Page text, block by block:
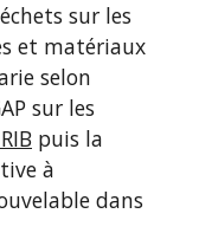
sur les
et matériaux
selon
sur les
puis la
à
dans